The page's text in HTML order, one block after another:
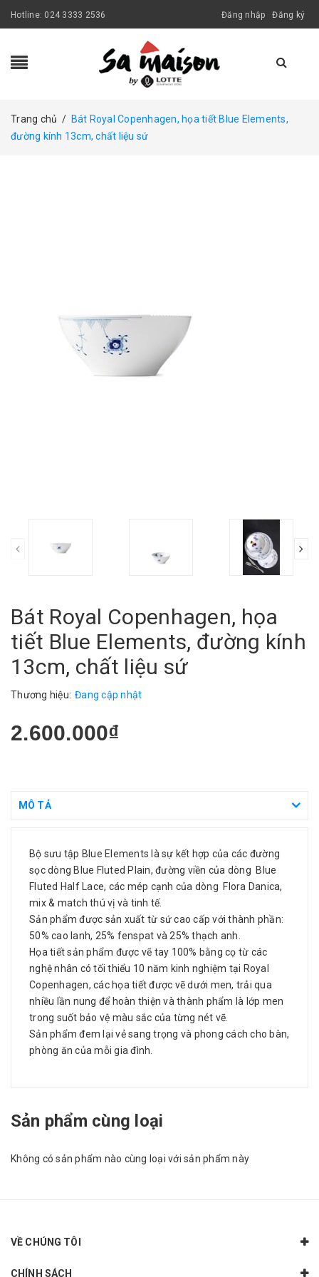
Hotline: 024 3333 2536 Đăng nhập Đăng ký
Trang chủ / Bát Royal Copenhagen, họa tiết Blue Elements,
đường kính 13cm, chất liệu sứ
Bát Royal Copenhagen, họa
tiết Blue Elements, đường kính
13cm, chất liệu sứ
Thương hiệu: Đang cập nhật
2.600.000₫
MÔ TẢ
Bộ sưu tập Blue Elements là sự kết hợp của các đường
sọc dòng Blue Fluted Plain, đường viền của dòng Blue
Fluted Half Lace, các mép cạnh của dòng Flora Danica,
mix & match thú vị và tinh tế.
Sản phẩm được sản xuất từ sứ cao cấp với thành phần:
50% cao lanh, 25% fenspat và 25% thạch anh.
Họa tiết sản phẩm được vẽ tay 100% bằng cọ từ các
nghệ nhân có tối thiểu 10 năm kinh nghiệm tại Royal
Copenhagen, các họa tiết được vẽ dưới men, trải qua
nhiều lần nung để hoàn thiện và thành phẩm là lớp men
trong suốt bảo vệ màu sắc của từng nét vẽ.
Sản phẩm đem lại vẻ sang trọng và phong cách cho bàn,
phòng ăn của mỗi gia đình.
Sản phẩm cùng loại
Không có sản phẩm nào cùng loại với sản phẩm này
VỀ CHÚNG TÔI
CHÍNH SÁCH